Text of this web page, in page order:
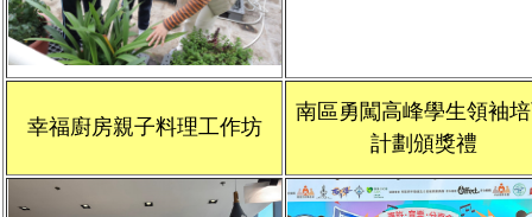
幸福廚房親子料理工作坊
南區勇闖高峰學生領袖
計劃頒獎禮